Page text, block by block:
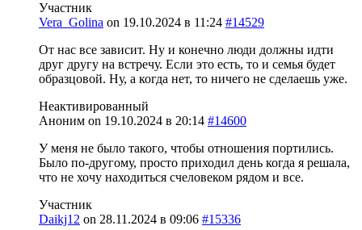
Участник
Vera_Golina on 19.10.2024 в 11:24 #14529
От нас все зависит. Ну и конечно люди должны идти
друг другу на встречу. Если это есть, то и семья будет
образцовой. Ну, а когда нет, то ничего не сделаешь уже.
Неактивированный
Аноним on 19.10.2024 в 20:14 #14600
У меня не было такого, чтобы отношения портились.
Было по-другому, просто приходил день когда я решала,
что не хочу находиться счеловеком рядом и все.
Участник
Daikj12 on 28.11.2024 в 09:06 #15336